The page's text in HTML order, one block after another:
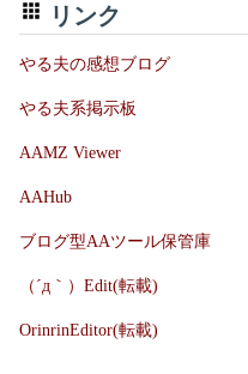
リンク
やる夫の感想ブログ
やる夫系掲示板
AAMZ Viewer
AAHub
ブログ型AAツール保管庫
（´д｀）Edit(転載)
OrinrinEditor(転載)